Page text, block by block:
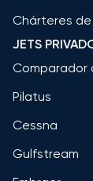
Chárteres
JETS
Comparador
Pilatus
Cessna
Gulfstream